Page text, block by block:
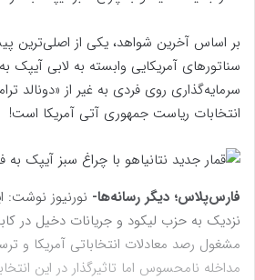
بر اساس آخرین شواهد، یکی از اصلی‌ترین
سناتورهای آمریکایی وابسته به لابی آیپک
سرمایه‌گذاری روی فردی به غیر از «دونالد
انتخابات ریاست جمهوری آتی آمریکا است!
فارس‌پلاس؛ دیگر رسانه‌ها- نورنیوز نوشت:
نزدیک به حزب لیکود و جریانات دخیل در
مشغول رصد معادلات انتخاباتی آمریکا و
مداخله نامحسوس اما تاثیرگذار در این